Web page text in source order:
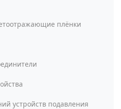
плёнки
устройств подавления